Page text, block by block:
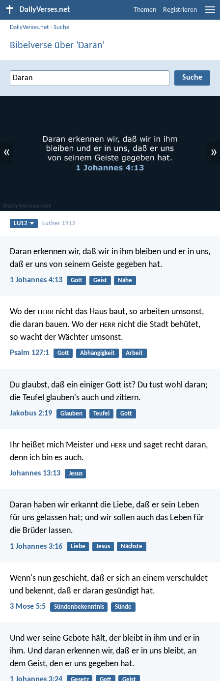
DailyVerses.net Themen Registrieren
DailyVerses.net ›Suche
Bibelverse über 'Daran'
« »
LU12 Luther 1912
Daran erkennen wir, daß wir in ihm bleiben und er in uns,
daß er uns von seinem Geiste gegeben hat.
1 Johannes 4:13 Gott Geist Nähe
Wo der HERR nicht das Haus baut, so arbeiten umsonst,
die daran bauen. Wo der HERR nicht die Stadt behütet,
so wacht der Wächter umsonst.
Psalm 127:1 Gott Abhängigkeit Arbeit
Du glaubst, daß ein einiger Gott ist? Du tust wohl daran;
die Teufel glauben's auch und zittern.
Jakobus 2:19 Glauben Teufel Gott
Ihr heißet mich Meister und HERR und saget recht daran,
denn ich bin es auch.
Johannes 13:13 Jesus
Daran haben wir erkannt die Liebe, daß er sein Leben
für uns gelassen hat; und wir sollen auch das Leben für
die Brüder lassen.
1 Johannes 3:16 Liebe Jesus Nächste
Wenn's nun geschieht, daß er sich an einem verschuldet
und bekennt, daß er daran gesündigt hat.
3 Mose 5:5 Sündenbekenntnis Sünde
Und wer seine Gebote hält, der bleibt in ihm und er in
ihm. Und daran erkennen wir, daß er in uns bleibt, an
dem Geist, den er uns gegeben hat.